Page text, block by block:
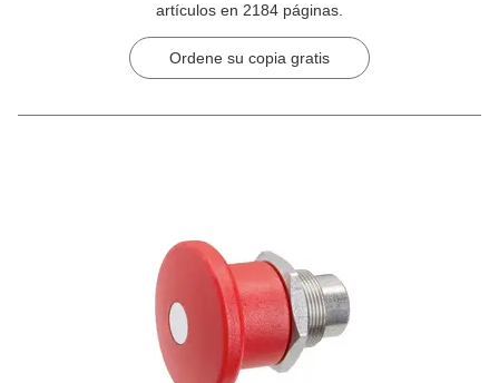
artículos en 2184 páginas.
Ordene su copia gratis